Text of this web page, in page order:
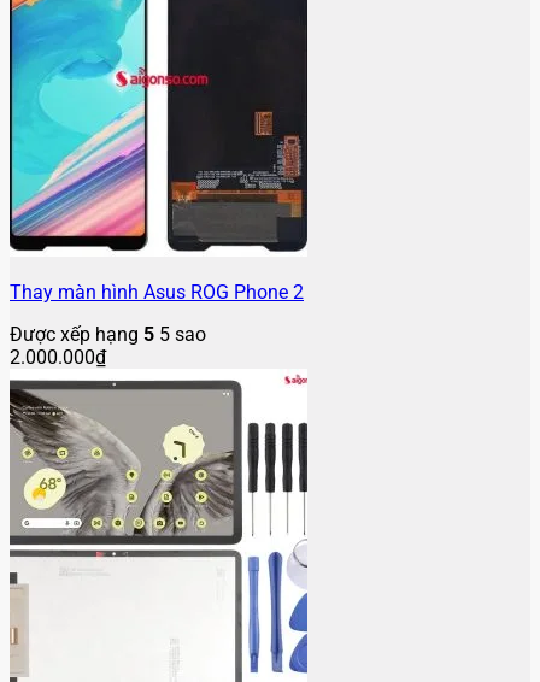
Thay màn hình Asus ROG Phone 2
Được xếp hạng 5 5 sao
2.000.000₫